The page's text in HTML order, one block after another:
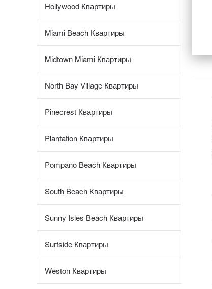
Hollywood Квартиры
Miami Beach Квартиры
Midtown Miami Квартиры
North Bay Village Квартиры
Pinecrest Квартиры
Plantation Квартиры
Pompano Beach Квартиры
South Beach Квартиры
Sunny Isles Beach Квартиры
Surfside Квартиры
Weston Квартиры